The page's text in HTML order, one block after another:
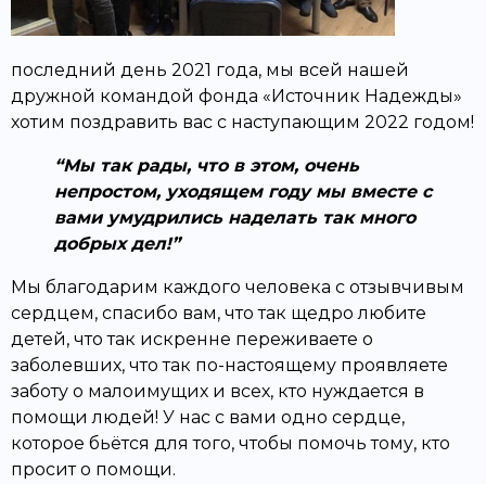
последний день 2021 года, мы всей нашей
дружной командой фонда «Источник Надежды»
хотим поздравить вас с наступающим 2022 годом!
Мы так рады, что в этом, очень
непростом, уходящем году мы вместе с
вами умудрились наделать так много
добрых дел!
Мы благодарим каждого человека с отзывчивым
сердцем, спасибо вам, что так щедро любите
детей, что так искренне переживаете о
заболевших, что так по-настоящему проявляете
заботу о малоимущих и всех, кто нуждается в
помощи людей! У нас с вами одно сердце,
которое бьётся для того, чтобы помочь тому, кто
просит о помощи.